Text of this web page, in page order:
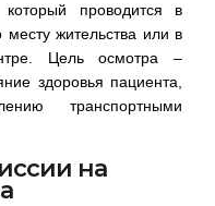
проводится в
месту жительства или в
Цель осмотра –
здоровья пациента,
транспортными
на